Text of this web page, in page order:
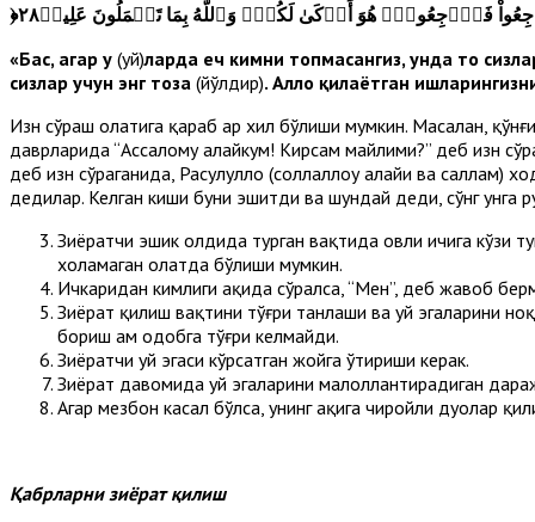
﴿
فَٱرۡجِعُواْۖ هُوَ أَزۡكَىٰ لَكُمۡۚ وَٱللَّهُ بِمَا تَعۡمَلُونَ عَلِيمٞ٢٨
«Бас, агар у (уй)ларда ҳеч кимни топмасангиз, унда то
сизлар учун энг тоза (йўлдир). Аллоҳ қилаётган
Изн сўраш ҳолатига қараб ҳар хил бўлиши мумкин. Масалан,
даврларида “Ассалому алайкум! Кирсам майлими?” деб изн
деб изн сўраганида, Расулуллоҳ (соллаллоҳу алайҳи ва
дедилар. Келган киши буни эшитди ва шундай деди, сўнг унга
Зиёратчи эшик олдида турган вақтида ҳовли ичига кўзи
хоҳламаган ҳолатда бўлиши мумкин.
Ичкаридан кимлиги ҳақида сўралса, “Мен”, деб жавоб
Зиёрат қилиш вақтини тўғри танлаши ва уй эгаларини
бориш ҳам одобга тўғри келмайди.
Зиёратчи уй эгаси кўрсатган жойга ўтириши керак.
Зиёрат давомида уй эгаларини малоллантирадиган
Агар мезбон касал бўлса, унинг ҳақига чиройли дуолар
Қабрларни зиёрат қилиш